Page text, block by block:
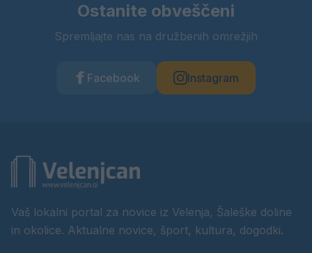
Ostanite obveščeni
Spremljajte nas na družbenih omrežjih
Facebook Instagram
Vaš lokalni portal za novice iz Velenja, Šaleške doline
in okolice. Aktualne novice, šport, kultura, dogodki.